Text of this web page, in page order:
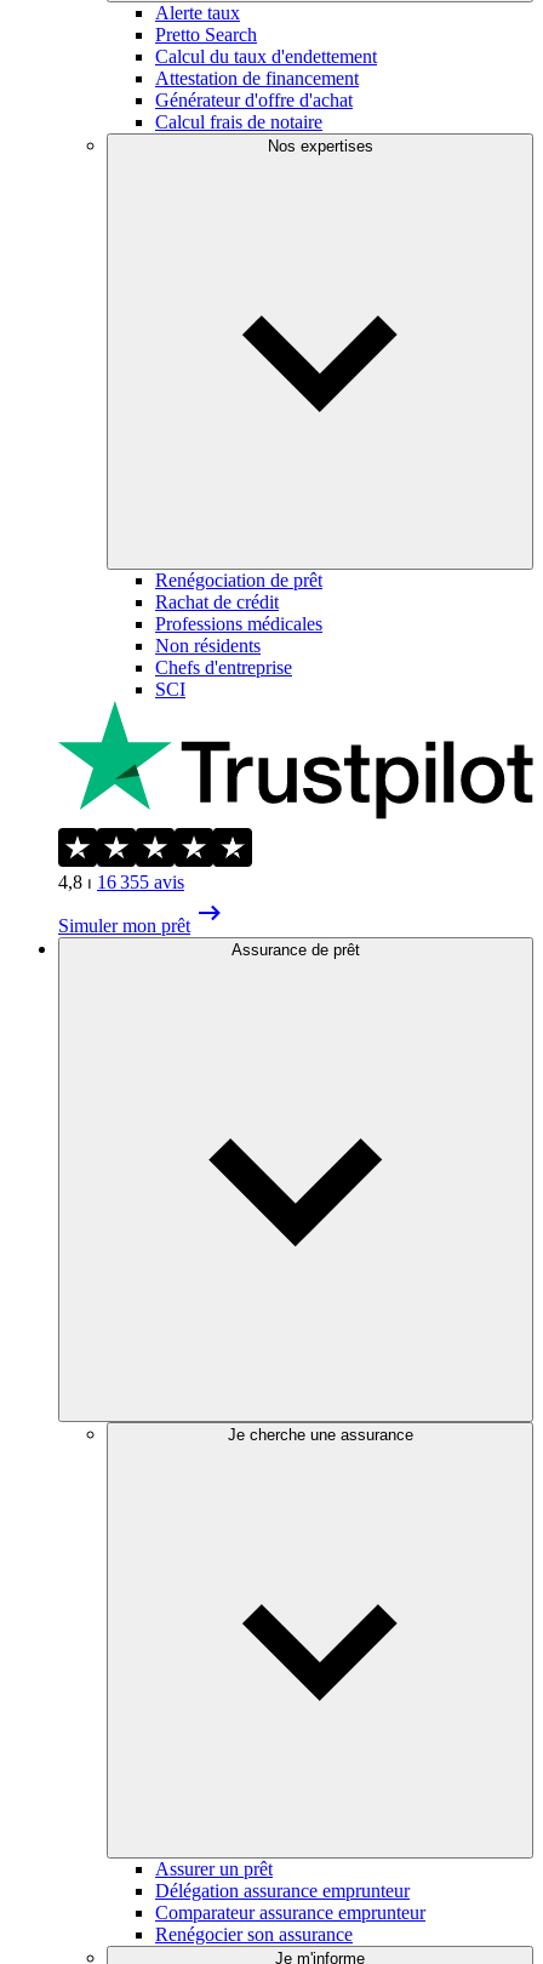
Alerte taux
Pretto Search
Calcul du taux d'endettement
Attestation de financement
Générateur d'offre d'achat
Calcul frais de notaire
Nos expertises
Renégociation de prêt
Rachat de crédit
Professions médicales
Non résidents
Chefs d'entreprise
SCI
4,8 ⏐ 16 355 avis
Simuler mon prêt
Assurance de prêt
Je cherche une assurance
Assurer un prêt
Délégation assurance emprunteur
Comparateur assurance emprunteur
Renégocier son assurance
Je m'informe